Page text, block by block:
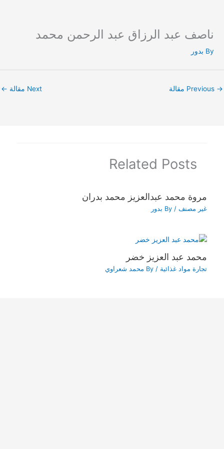
Skip
content
ناصف عبد الرزاق عبد الرحمن محمد
By بدور
→ Next مقالة ←
Related Posts
مروة محمد عبدالعزيز محمد بدران
غير مصنف / By بدور
محمد عبد العزيز خضر
تجارة مواد غذائية / By محمد شعراوي